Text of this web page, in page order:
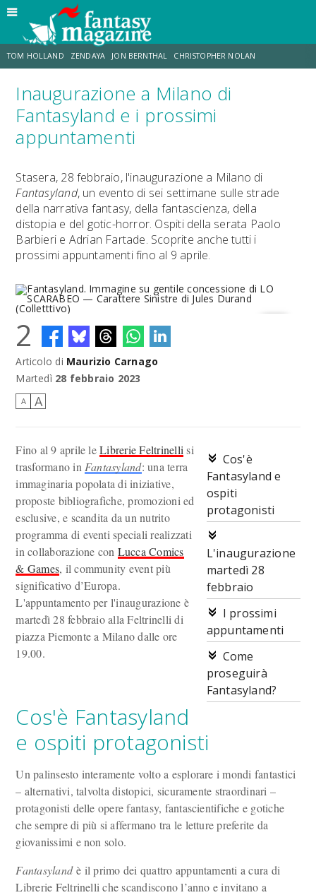
TOM HOLLAND ZENDAYA JON BERNTHAL CHRISTOPHER NOLAN
STRANIMONDI LUCCA COMICS & GAMES ODISSEA CHRIS MCKENNA
DESTIN DANIEL CRETTON
Inaugurazione a Milano di
Fantasyland e i prossimi
appuntamenti
Stasera, 28 febbraio, l'inaugurazione a Milano di
Fantasyland, un evento di sei settimane sulle strade
della narrativa fantasy, della fantascienza, della
distopia e del gotic-horror. Ospiti della serata Paolo
Barbieri e Adrian Fartade. Scoprite anche tutti i
prossimi appuntamenti fino al 9 aprile.
Fantasyland. Immagine su gentile concessione di LO SCARABEO —
Carattere Sinistre di Jules Durand (Colletttivo)
2
Articolo di Maurizio Carnago
Martedì 28 febbraio 2023
A A
Cos'è
Fantasyland e
ospiti
protagonisti
L'inaugurazione
martedì 28
febbraio
I prossimi
appuntamenti
Come
proseguirà
Fantasyland?
Fino al 9 aprile leLibrerie Feltrinelli si
trasformano in Fantasyland: una terra
immaginaria popolata di iniziative,
proposte bibliografiche, promozioni ed
esclusive, e scandita da un nutrito
programma di eventi speciali realizzati
in collaborazione con Lucca Comics
& Games, il community event più
significativo d’Europa.
L'appuntamento per l'inaugurazione è
martedì 28 febbraio alla Feltrinelli di
piazza Piemonte a Milano dalle ore
19.00.
Cos'è Fantasyland
e ospiti protagonisti
Un palinsesto interamente volto a esplorare i mondi fantastici
– alternativi, talvolta distopici, sicuramente straordinari –
protagonisti delle opere fantasy, fantascientifiche e gotiche
che sempre di più si affermano tra le letture preferite da
giovanissimi e non solo.
Fantasylandè il primo dei quattro appuntamenti a cura di
Librerie Feltrinelli che scandiscono l’anno e invitano a